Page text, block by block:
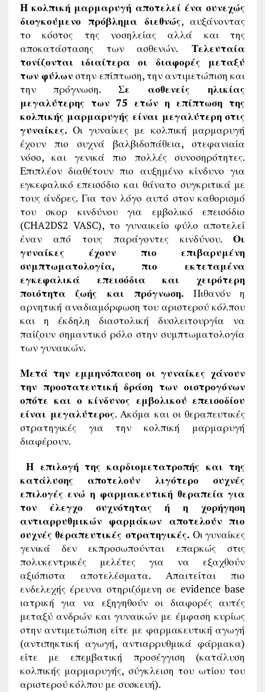
Η κολπική μαρμαρυγή αποτελεί ένα συνεχώς
διογκούμενο πρόβλημα διεθνώς, αυξάνοντας
το κόστος της νοσηλείας αλλά και της
αποκατάστασης των ασθενών. Τελευταία
τονίζονται ιδιαίτερα οι διαφορές μεταξύ
των φύλωνστην επίπτωση, την αντιμετώπιση και
την πρόγνωση. Σε ασθενείς ηλικίας
μεγαλύτερης των 75 ετών η επίπτωση της
κολπικής μαρμαρυγής είναι μεγαλύτερη στις
γυναίκες. Οι γυναίκες με κολπική μαρμαρυγή
έχουν πιο συχνά βαλβιδοπάθεια, στεφανιαία
νόσο, και γενικά πιο πολλές συνοσηρότητες.
Επιπλέον διαθέτουν πιο αυξημένο κίνδυνο για
εγκεφαλικό επεισόδιο και θάνατο συγκριτικά με
τους άνδρες. Για τον λόγο αυτό στον καθορισμό
του σκορ κινδύνου για εμβολικό επεισόδιο
(CHA2DS2 VASC), το γυναικείο φύλο αποτελεί
έναν από τους παράγοντες κινδύνου.Οι
γυναίκες έχουν πιο επιβαρυμένη
συμπτωματολογία, πιο εκτεταμένα
εγκεφαλικά επεισόδια και χειρότερη
ποιότητα ζωής και πρόγνωση. Πιθανόν η
αρνητική αναδιαμόρφωση του αριστερού κόλπου
και η έκδηλη διαστολική δυσλειτουργία να
παίζουν σημαντικό ρόλο στην συμπτωματολογία
των γυναικών.
Μετά την εμμηνόπαυση οι γυναίκες χάνουν
την προστατευτική δράση των οιστρογόνων
οπότε και ο κίνδυνος εμβολικού επεισοδίου
είναι μεγαλύτερος. Ακόμα και οι θεραπευτικές
στρατηγικές για την κολπική μαρμαρυγή
διαφέρουν.
Η επιλογή της καρδιομετατροπής και της
κατάλυσης αποτελούν λιγότερο συχνές
επιλογές ενώ η φαρμακευτική θεραπεία για
τον έλεγχο συχνότητας ή η χορήγηση
αντιαρρυθμικών φαρμάκων αποτελούν πιο
συχνές θεραπευτικές στρατηγικές. Οι γυναίκες
γενικά δεν εκπροσωπούνται επαρκώς στις
πολυκεντρικές μελέτες για να εξαχθούν
αξιόπιστα αποτελέσματα. Απαιτείται πιο
ενδελεχής έρευνα στηριζόμενη σε evidence base
ιατρική για να εξηγηθούν οι διαφορές αυτές
μεταξύ ανδρών και γυναικών με έμφαση κυρίως
στην αντιμετώπιση είτε με φαρμακευτική αγωγή
(αντιπηκτική αγωγή, αντιαρρυθμικά φάρμακα)
είτε με επεμβατική προσέγγιση (κατάλυση
κολπικής μαρμαρυγής, σύγκλειση του ωτίου του
αριστερού κόλπου με συσκευή).